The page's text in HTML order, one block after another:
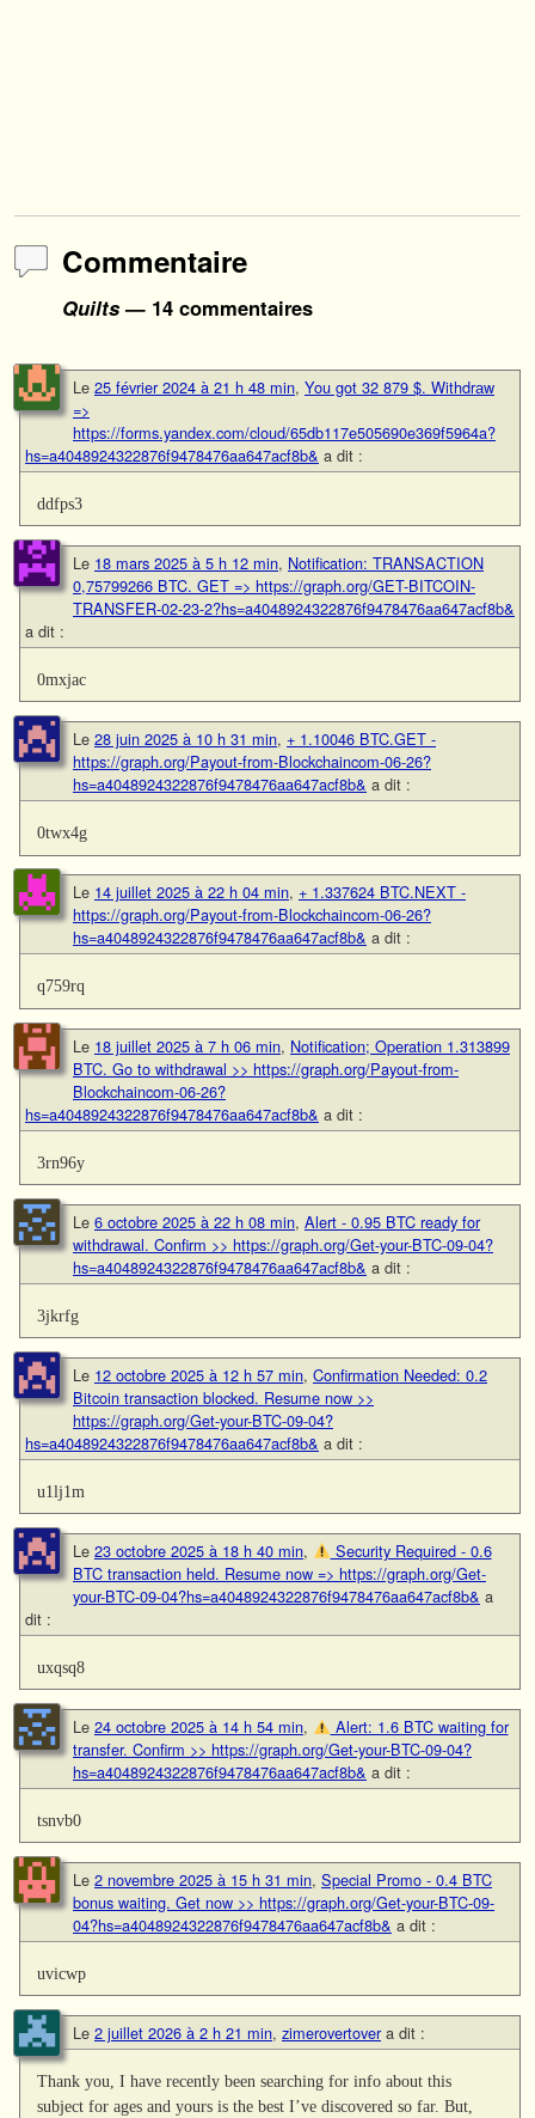
Commentaire
Quilts— 14 commentaires
Le 25 février 2024 à 21 h 48 min, You got 32 879 $. Withdrаw
=>
https://forms.yandex.com/cloud/65db117e505690e369f5964a?
hs=a4048924322876f9478476aa647acf8b& a dit :
ddfps3
Le 18 mars 2025 à 5 h 12 min, Notification: TRANSACTION
0,75799266 BTC. GET => https://graph.org/GET-BITCOIN-
TRANSFER-02-23-2?hs=a4048924322876f9478476aa647acf8b&
a dit :
0mxjac
Le 28 juin 2025 à 10 h 31 min, + 1.10046 BTC.GET -
https://graph.org/Payout-from-Blockchaincom-06-26?
hs=a4048924322876f9478476aa647acf8b& a dit :
0twx4g
Le 14 juillet 2025 à 22 h 04 min, + 1.337624 BTC.NEXT -
https://graph.org/Payout-from-Blockchaincom-06-26?
hs=a4048924322876f9478476aa647acf8b& a dit :
q759rq
Le 18 juillet 2025 à 7 h 06 min, Notification; Operation 1.313899
BTC. Go to withdrawal >> https://graph.org/Payout-from-
Blockchaincom-06-26?
hs=a4048924322876f9478476aa647acf8b& a dit :
3rn96y
Le 6 octobre 2025 à 22 h 08 min, Alert - 0.95 BTC ready for
withdrawal. Confirm >> https://graph.org/Get-your-BTC-09-04?
hs=a4048924322876f9478476aa647acf8b& a dit :
3jkrfg
Le 12 octobre 2025 à 12 h 57 min, Confirmation Needed: 0.2
Bitcoin transaction blocked. Resume now >>
https://graph.org/Get-your-BTC-09-04?
hs=a4048924322876f9478476aa647acf8b& a dit :
u1lj1m
Le 23 octobre 2025 à 18 h 40 min,
Security Required - 0.6
BTC transaction held. Resume now => https://graph.org/Get-
your-BTC-09-04?hs=a4048924322876f9478476aa647acf8b& a
dit :
uxqsq8
Le 24 octobre 2025 à 14 h 54 min,
Alert: 1.6 BTC waiting for
transfer. Confirm >> https://graph.org/Get-your-BTC-09-04?
hs=a4048924322876f9478476aa647acf8b& a dit :
tsnvb0
Le 2 novembre 2025 à 15 h 31 min, Special Promo - 0.4 BTC
bonus waiting. Get now >> https://graph.org/Get-your-BTC-09-
04?hs=a4048924322876f9478476aa647acf8b& a dit :
uvicwp
Le 2 juillet 2026 à 2 h 21 min, zimerovertover a dit :
Thank you, I have recently been searching for info about this
subject for ages and yours is the best I’ve discovered so far. But,